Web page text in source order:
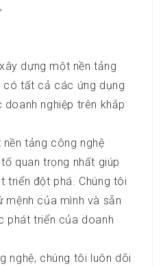
dựng một nền tảng
có tất cả các ứng dụng
nghiệp trên khắp
tảng công nghệ
quan trọng nhất giúp
triển đột phá. Chúng tôi
mệnh của mình và sẵn
phát triển của doanh
nghệ, chúng tôi luôn dõi